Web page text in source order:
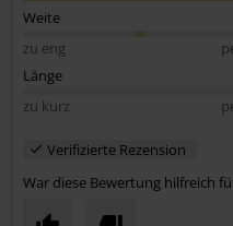
Weite
zu eng
Länge
zu kurz
Verifizierte Rezension
War diese Bewertung hilfreich